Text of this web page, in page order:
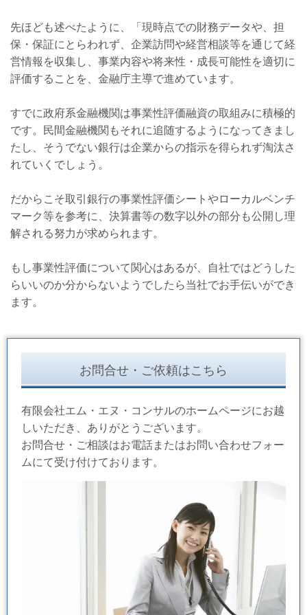
先ほども述べたように、「現時点での財務データや、担
保・保証にとらわれず、企業訪問や経営相談等を通じて経
営情報を収集し、事業内容や将来性・成長可能性を適切に
評価することを、金融庁主導で進めています。
すでに政府系金融機関は事業性評価融資の取組みに積極的
です。民間金融機関もそれに追随するようになってきまし
たし、そうでない銀行は企業からの指示を得られず淘汰さ
れていくでしょう。
だからこそ取引銀行の事業性評価シートやローカルベンチ
マーク等を参考に、決算書等の数字以外の部分も公開し理
解される努力が求められます。
もし事業性評価について関心はあるが、自社ではどうした
らいいのか分からないようでしたら当社でお手伝いができ
ます。
お問合せ・ご依頼はこちら
有限会社エム・エヌ・コンサルのホームページにお越
しいただき、ありがとうございます。
お問合せ・ご相談はお電話またはお問い合わせフォー
ムにて受け付けております。